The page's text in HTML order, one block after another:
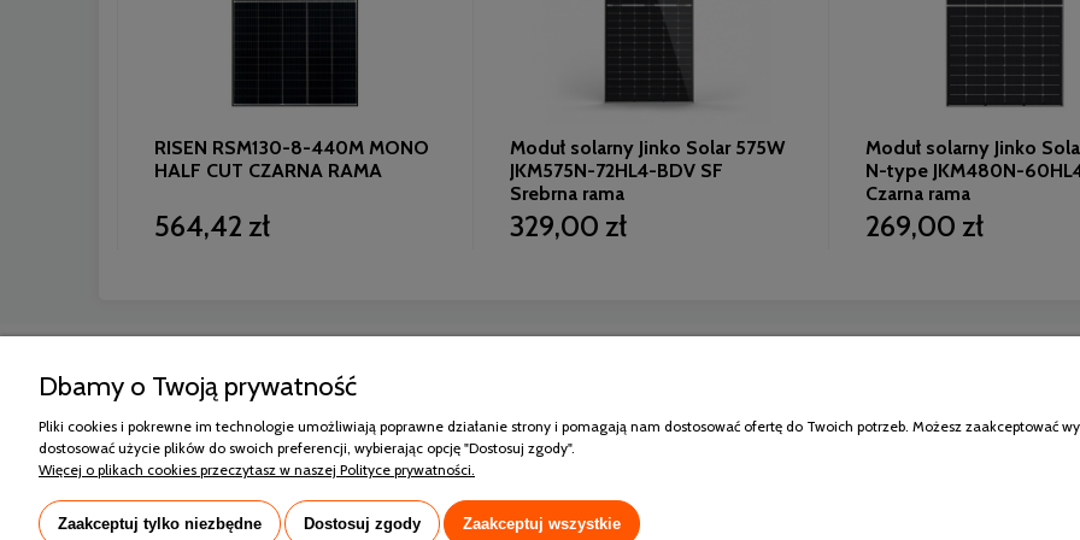
RISEN RSM130-8-440M MONO
HALF CUT CZARNA RAMA
564,42 zł
Moduł solarny Jinko Solar 575W
JKM575N-72HL4-BDV SF
Srebrna rama
329,00 zł
Moduł solarny Jinko
N-type JKM480N-
Czarna rama
269,00 zł
Formy płatności
Koszt dostawy
Reklamacje i zwroty
Sprawdź gwarancję modułów Jinko
Przechowalnia
Dbamy o Twoją prywatność
Pliki cookies i pokrewne im technologie umożliwiają poprawne działanie strony i pomagają nam dostosować ofertę do Twoich potrzeb. Możesz zaakceptować
dostosować użycie plików do swoich preferencji, wybierając opcję "Dostosuj zgody".
Więcej o plikach cookies przeczytasz w naszej Polityce prywatności.
Zaakceptuj tylko niezbędne Dostosuj zgody Zaakceptuj wszystkie